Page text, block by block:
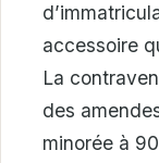
accessoire
La
des
minorée à